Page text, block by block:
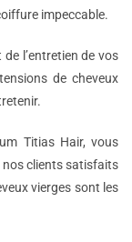
impeccable.
l’entretien de vos
de cheveux
Titias Hair, vous
nos clients satisfaits
vierges sont les